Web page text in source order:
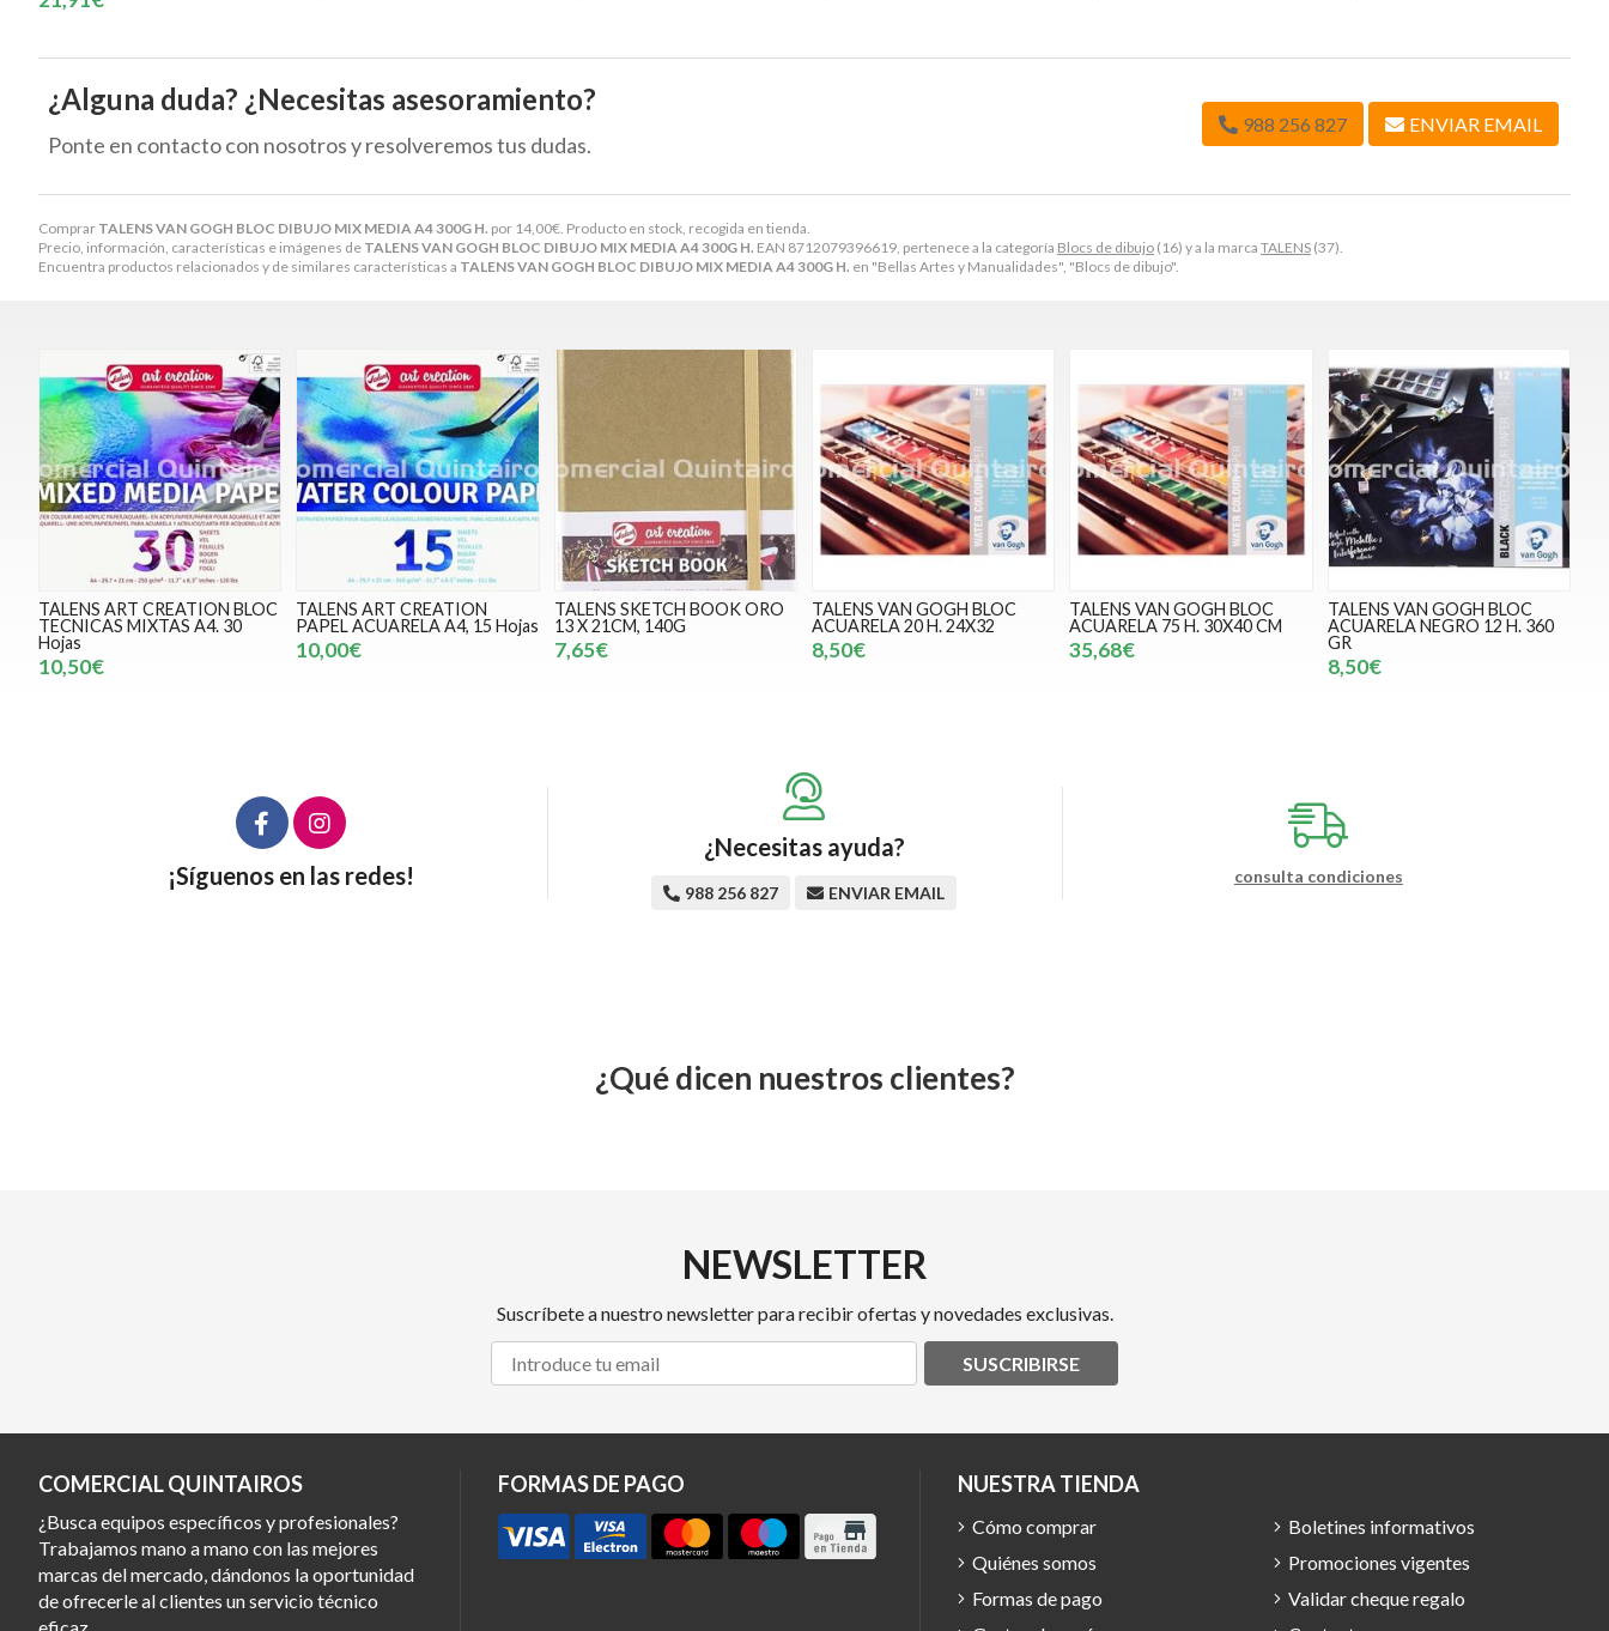
Comprar TALENS VAN GOGH BLOC DIBUJO MIX MEDIA A4 300G H. por 14,00€ . Producto en stock, recogida en tienda.
Precio, información, características e imágenes de TALENS VAN GOGH BLOC DIBUJO MIX MEDIA A4 300G H. EAN 8712079396619, pertenece a la categoría Blocs de dibujo (16) y a la marca TALENS (37).
Encuentra productos relacionados y de similares características a TALENS VAN GOGH BLOC DIBUJO MIX MEDIA A4 300G H. en "Bellas Artes y Manualidades", "Blocs de dibujo".
¿Alguna duda? ¿Necesitas asesoramiento?
Ponte en contacto con nosotros y resolveremos tus dudas.
988 256 827 ENVIAR EMAIL
TALENS ART CREATION BLOC
TECNICAS MIXTAS A4. 30
Hojas
10,50€
TALENS ART CREATION
PAPEL ACUARELA A4, 15 Hojas
10,00€
TALENS SKETCH BOOK ORO
13 X 21CM, 140G
7,65€
TALENS VAN GOGH BLOC
ACUARELA 20 H. 24X32
8,50€
TALENS VAN GOGH BLOC
ACUARELA 75 H. 30X40 CM
35,68€
TALENS VAN GOGH BLOC
ACUARELA NEGRO 12 H. 360
GR
8,50€
¡Síguenos en las redes!
¿Necesitas ayuda?
988 256 827 ENVIAR EMAIL
consulta condiciones
¿Qué dicen nuestros clientes?
NEWSLETTER
Suscríbete a nuestro newsletter para recibir ofertas y novedades exclusivas.
SUSCRIBIRSE
COMERCIAL QUINTAIROS
¿Busca equipos específicos y profesionales?
Trabajamos mano a mano con las mejores
marcas del mercado, dándonos la oportunidad
de ofrecerle al clientes un servicio técnico
FORMAS DE PAGO NUESTRA TIENDA
Cómo comprar
Quiénes somos
Formas de pago
Boletines informativos
Promociones vigentes
Validar cheque regalo